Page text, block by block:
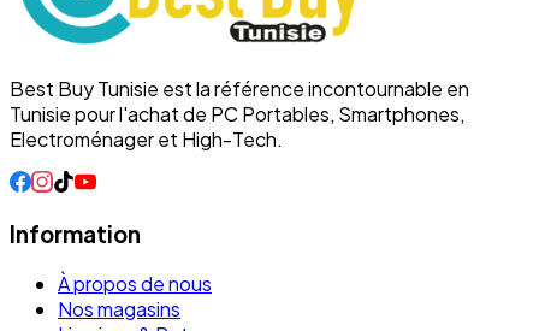
Best Buy Tunisie est la référence incontournable en
Tunisie pour l'achat de PC Portables, Smartphones,
Electroménager et High-Tech.
Information
À propos de nous
Nos magasins